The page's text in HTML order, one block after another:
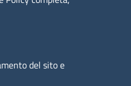
Artigianato e
del sito e